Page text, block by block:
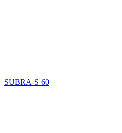
SUBRA-S 60